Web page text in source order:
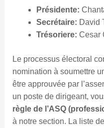
Présidente:
Secrétaire: David
Trésoriere: Cesar
Le processus électoral
nomination à soumettre
être approuvée par
un poste de dirigeant,
règle de l’ASQ
à notre section. La liste